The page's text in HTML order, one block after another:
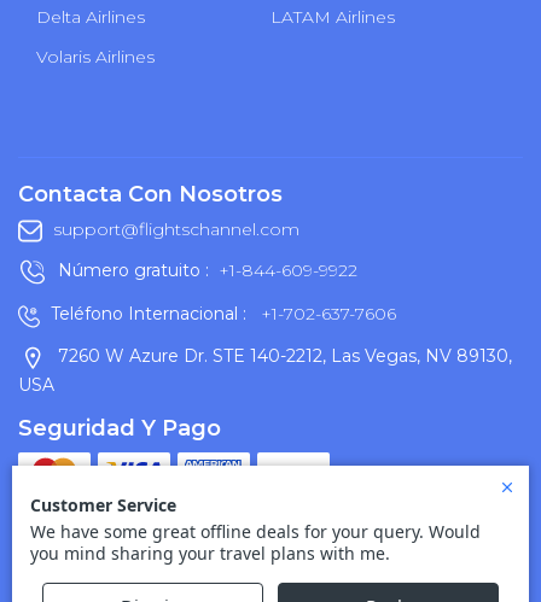
Delta Airlines
LATAM Airlines
Volaris Airlines
Contacta Con Nosotros
support@flightschannel.com
Número gratuito : +1-844-609-9922
Teléfono Internacional :
+1-702-637-7606
7260 W Azure Dr. STE 140-2212, Las Vegas, NV 89130,
USA
Seguridad Y Pago
Condiciones De Uso
Descargo De Responsabilidad
Política De Cancelación
Política De Privacidad